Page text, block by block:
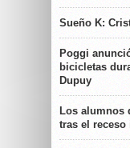
Sueño K:
Poggi
bicicletas
Dupuy
Los alumnos
tras el receso